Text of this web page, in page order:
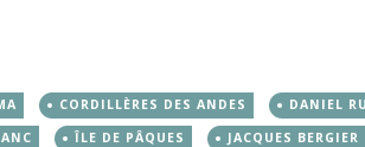
CORDILLÈRES DES ANDES DANIEL
ÎLE DE PÂQUES JACQUES BERGIER